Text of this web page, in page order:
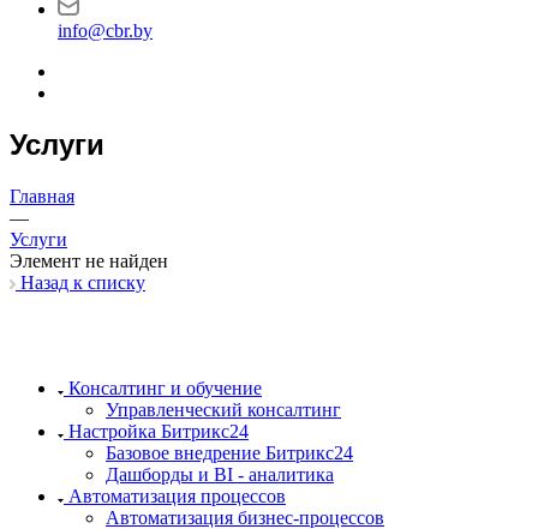
info@cbr.by
Услуги
Главная
—
Услуги
Элемент не найден
Назад к списку
Консалтинг и обучение
Управленческий консалтинг
Настройка Битрикс24
Базовое внедрение Битрикс24
Дашборды и BI - аналитика
Автоматизация процессов
Автоматизация бизнес-процессов